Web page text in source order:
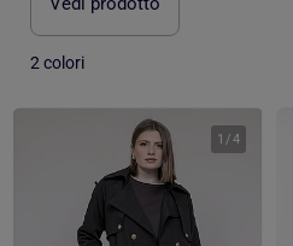
2 colori
1 /4